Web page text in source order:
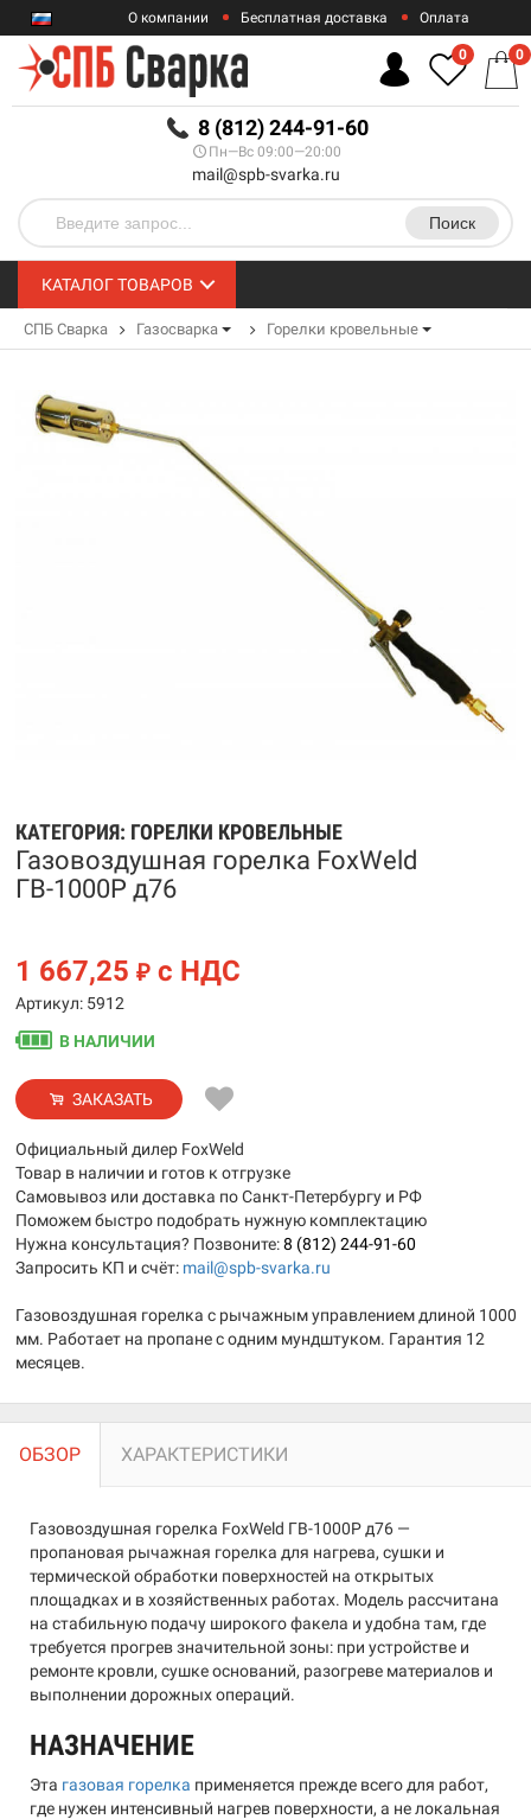
RUB
О компании Бесплатная доставка Оплата
Гарантии
8 (812) 244-91-60
Пн—Вс 09:00—20:00
mail@spb-svarka.ru
Поиск
0 0
КАТАЛОГ ТОВАРОВ
СПБ Сварка Газосварка Горелки кровельные
КАТЕГОРИЯ: ГОРЕЛКИ КРОВЕЛЬНЫЕ
Газовоздушная горелка FoxWeld
ГВ-1000Р д76
1 667,25 ₽ с НДС
Артикул: 5912
В НАЛИЧИИ
ЗАКАЗАТЬ
Официальный дилер FoxWeld
Товар в наличии и готов к отгрузке
Самовывоз или доставка по Санкт-Петербургу и РФ
Поможем быстро подобрать нужную комплектацию
Нужна консультация? Позвоните:8 (812) 244-91-60
Запросить КП и счёт: mail@spb-svarka.ru
Газовоздушная горелка с рычажным управлением длиной 1000
мм. Работает на пропане с одним мундштуком. Гарантия 12
месяцев.
ОБЗОР ХАРАКТЕРИСТИКИ
Газовоздушная горелка FoxWeld ГВ-1000Р д76 —
пропановая рычажная горелка для нагрева, сушки и
термической обработки поверхностей на открытых
площадках и в хозяйственных работах. Модель рассчитана
на стабильную подачу широкого факела и удобна там, где
требуется прогрев значительной зоны: при устройстве и
ремонте кровли, сушке оснований, разогреве материалов и
выполнении дорожных операций.
НАЗНАЧЕНИЕ
Эта газовая горелка применяется прежде всего для работ,
где нужен интенсивный нагрев поверхности, а не локальная